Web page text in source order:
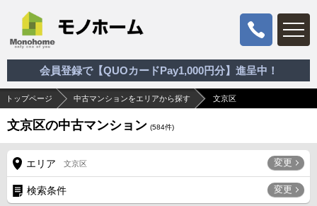
会員登録で【QUOカードPay1,000円分】進呈中！
トップページ 中古マンションをエリアから探す 文京区
文京区の中古マンション (584件)
エリア 文京区 変更
検索条件 変更